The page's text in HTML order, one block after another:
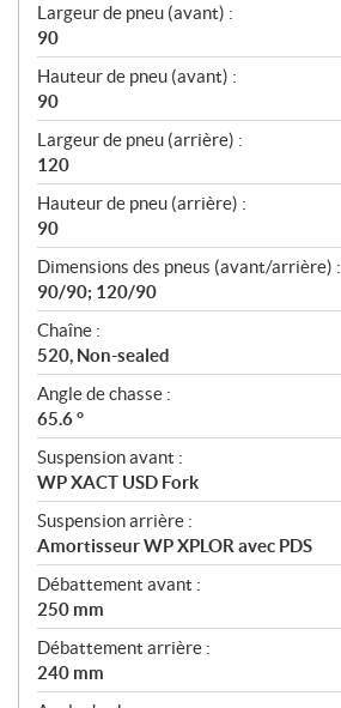
Largeur de pneu (avant) :
90
Hauteur de pneu (avant) :
90
Largeur de pneu (arrière) :
120
Hauteur de pneu (arrière) :
90
Dimensions des pneus (avant/arrière) :
90/90; 120/90
Chaîne :
520, Non-sealed
Angle de chasse :
65.6 °
Suspension avant :
WP XACT USD Fork
Suspension arrière :
Amortisseur WP XPLOR avec PDS
Débattement avant :
250 mm
Débattement arrière :
240 mm